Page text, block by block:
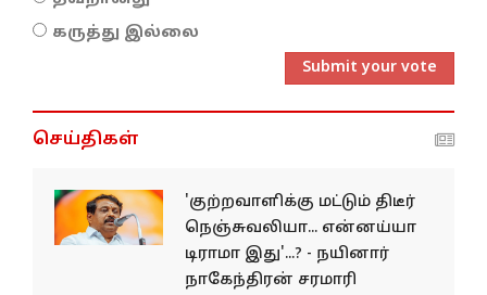
கருத்து இல்லை
Submit your vote
செய்திகள்
'குற்றவாளிக்கு மட்டும் திடீர்
நெஞ்சுவலியா... என்னய்யா
டிராமா இது'...? - நயினார்
நாகேந்திரன் சரமாரி